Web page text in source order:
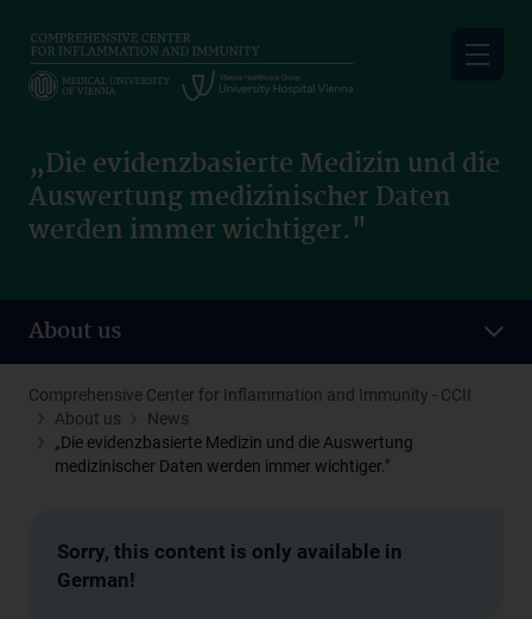
main
content
„Die evidenzbasierte Medizin und die
Auswertung medizinischer Daten
werden immer wichtiger."
About us
Comprehensive Center for Inflammation and Immunity - CCII
About us
News
„Die evidenzbasierte Medizin und die Auswertung
medizinischer Daten werden immer wichtiger."
Sorry, this content is only available in
German!